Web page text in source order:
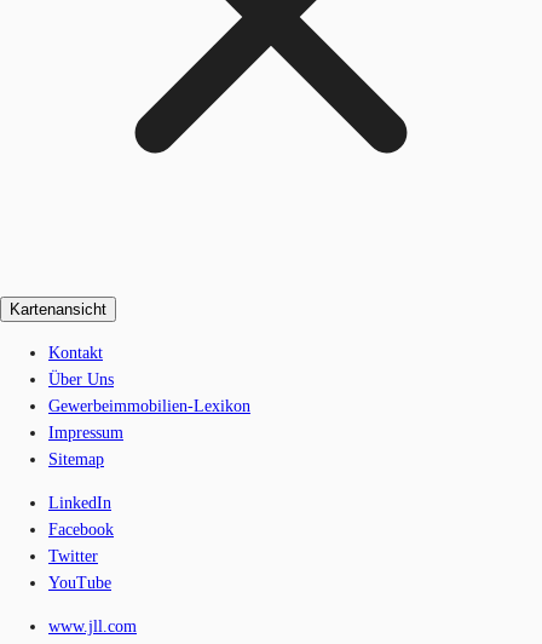
Kartenansicht
Kontakt
Über Uns
Gewerbeimmobilien-Lexikon
Impressum
Sitemap
LinkedIn
Facebook
Twitter
YouTube
www.jll.com